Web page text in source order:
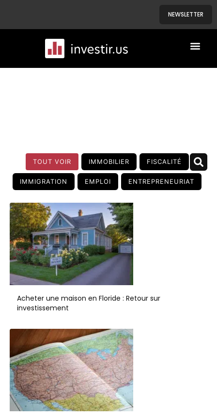
NEWSLETTER
TOUT VOIR IMMOBILIER FISCALITÉ
IMMIGRATION EMPLOI ENTREPRENEURIAT
Acheter une maison en Floride : Retour sur
investissement